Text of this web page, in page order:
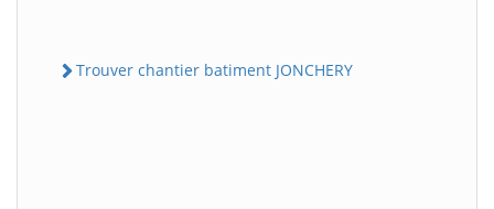
Trouver chantier batiment JONCHERY